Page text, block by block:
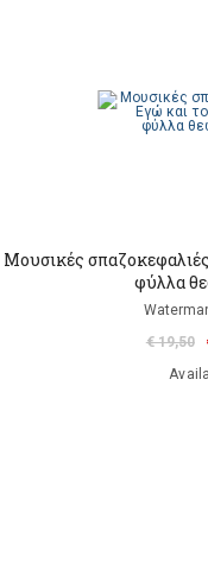
Μουσικές
φύλλα
€ 19,50